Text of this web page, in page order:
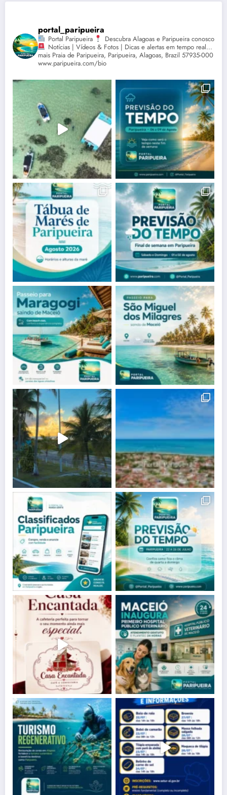
portal_paripueira
Portal Paripueira
Descubra Alagoas e Paripueira conosco
Notícias | Vídeos & Fotos | Dicas e alertas em tempo real...
mais Praia de Paripueira, Paripueira, Alagoas, Brazil 57935-000
www.paripueira.com/bio